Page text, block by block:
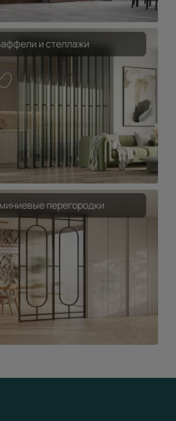
и стеллажи
перегородки